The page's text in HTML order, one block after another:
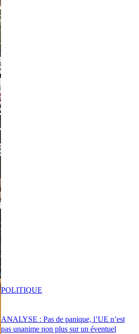
ANALYSE : Pas de panique, l’UE n’est
pas unanime non plus sur un éventuel
POLITIQUE